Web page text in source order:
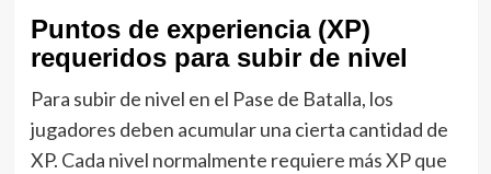
Puntos de experiencia (XP)
requeridos para subir de nivel
Para subir de nivel en el Pase de Batalla, los
jugadores deben acumular una cierta cantidad de
XP. Cada nivel normalmente requiere más XP que